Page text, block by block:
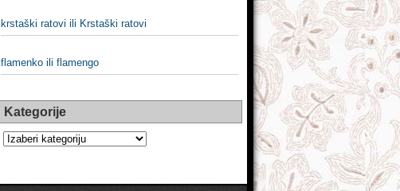
krstaški ratovi ili Krstaški ratovi
flamenko ili flamengo
Kategorije
Kategorije